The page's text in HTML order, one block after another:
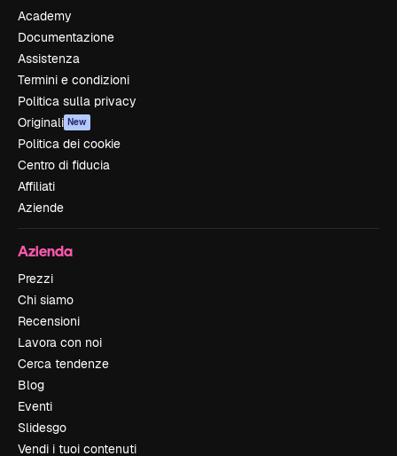
Academy
Documentazione
Assistenza
Termini e condizioni
Politica sulla privacy
Originali New
Politica dei cookie
Centro di fiducia
Affiliati
Aziende
Azienda
Prezzi
Chi siamo
Recensioni
Lavora con noi
Cerca tendenze
Blog
Eventi
Slidesgo
Vendi i tuoi contenuti